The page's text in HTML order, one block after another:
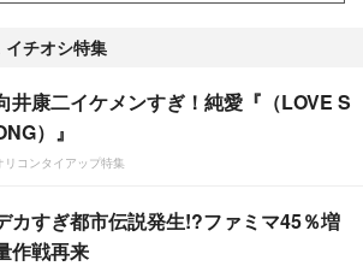
チオシ特集
井康二イケメンすぎ！純愛『（LOVE S
）』
リコンタイアップ特集
カすぎ都市伝説発生!?ファミマ45％増
作戦再来